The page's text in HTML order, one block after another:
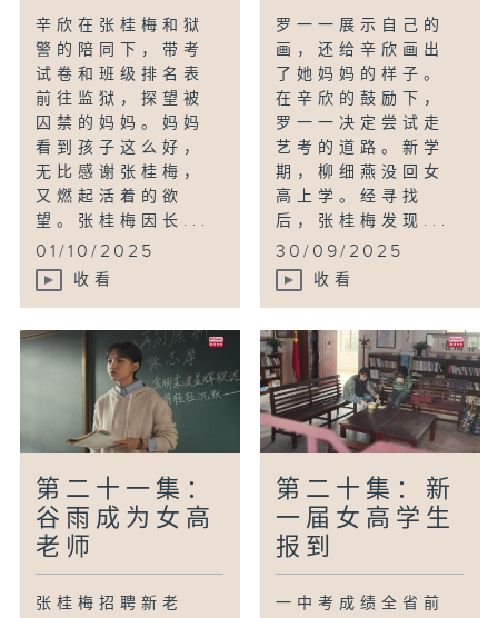
辛欣在张桂梅和狱
警的陪同下，带考
试卷和班级排名表
前往监狱，探望被
囚禁的妈妈。妈妈
看到孩子这么好，
无比感谢张桂梅，
又燃起活着的欲
望。张桂梅因长...
01/10/2025
收看
罗一一展示自己的
画，还给辛欣画出
了她妈妈的样子。
在辛欣的鼓励下，
罗一一决定尝试走
艺考的道路。新学
期，柳细燕没回女
高上学。经寻找
后，张桂梅发现...
30/09/2025
收看
第二十一集：
谷雨成为女高
老师
张桂梅招聘新老
第二十集：新
一届女高学生
报到
一中考成绩全省前